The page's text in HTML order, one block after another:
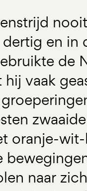
en in
de
vaak
oranje-
naar